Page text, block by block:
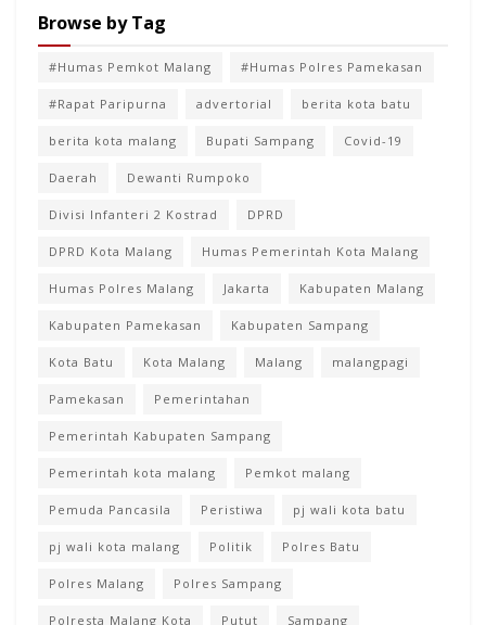
Browse by Tag
#Humas Pemkot Malang #Humas Polres Pamekasan
#Rapat Paripurna advertorial berita kota batu
berita kota malang Bupati Sampang Covid-19
Daerah Dewanti Rumpoko
Divisi Infanteri 2 Kostrad DPRD
DPRD Kota Malang Humas Pemerintah Kota Malang
Humas Polres Malang Jakarta Kabupaten Malang
Kabupaten Pamekasan Kabupaten Sampang
Kota Batu Kota Malang Malang malangpagi
Pamekasan Pemerintahan
Pemerintah Kabupaten Sampang
Pemerintah kota malang Pemkot malang
Pemuda Pancasila Peristiwa pj wali kota batu
pj wali kota malang Politik Polres Batu
Polres Malang Polres Sampang
Polresta Malang Kota Putut Sampang